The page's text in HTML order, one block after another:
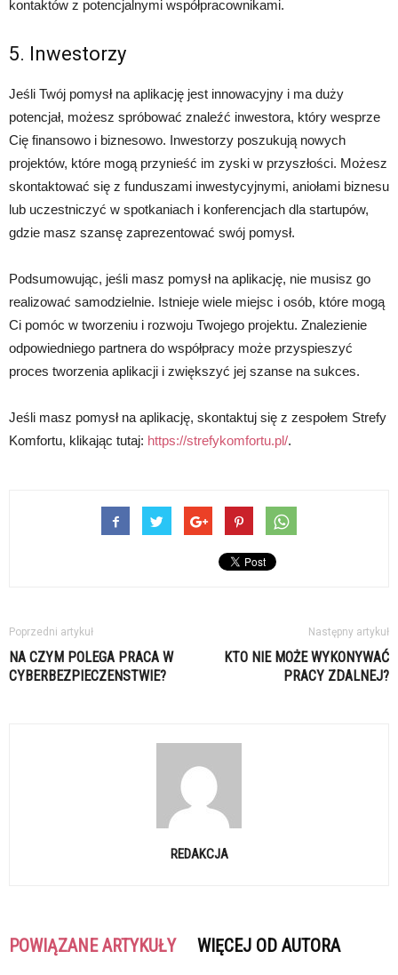
kontaktów z potencjalnymi współpracownikami.
5. Inwestorzy
Jeśli Twój pomysł na aplikację jest innowacyjny i ma duży
potencjał, możesz spróbować znaleźć inwestora, który wesprze
Cię finansowo i biznesowo. Inwestorzy poszukują nowych
projektów, które mogą przynieść im zyski w przyszłości. Możesz
skontaktować się z funduszami inwestycyjnymi, aniołami biznesu
lub uczestniczyć w spotkaniach i konferencjach dla startupów,
gdzie masz szansę zaprezentować swój pomysł.
Podsumowując, jeśli masz pomysł na aplikację, nie musisz go
realizować samodzielnie. Istnieje wiele miejsc i osób, które mogą
Ci pomóc w tworzeniu i rozwoju Twojego projektu. Znalezienie
odpowiedniego partnera do współpracy może przyspieszyć
proces tworzenia aplikacji i zwiększyć jej szanse na sukces.
Jeśli masz pomysł na aplikację, skontaktuj się z zespołem Strefy
Komfortu, klikając tutaj: https://strefykomfortu.pl/.
Poprzedni artykuł
NA CZYM POLEGA PRACA W
CYBERBEZPIECZENSTWIE?
Następny artykuł
KTO NIE MOŻE WYKONYWAĆ
PRACY ZDALNEJ?
REDAKCJA
POWIĄZANE ARTYKUŁY WIĘCEJ OD AUTORA